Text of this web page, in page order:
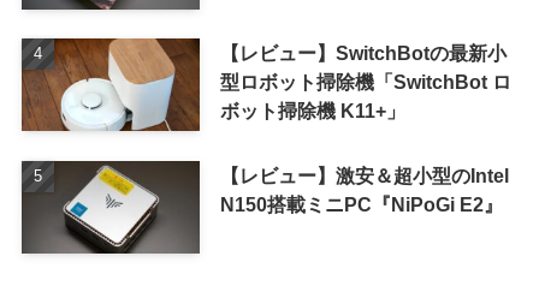
【レビュー】SwitchBotの最新小
型ロボット掃除機「SwitchBot ロ
ボット掃除機 K11+」
【レビュー】激安＆超小型のIntel
N150搭載ミニPC『NiPoGi E2』